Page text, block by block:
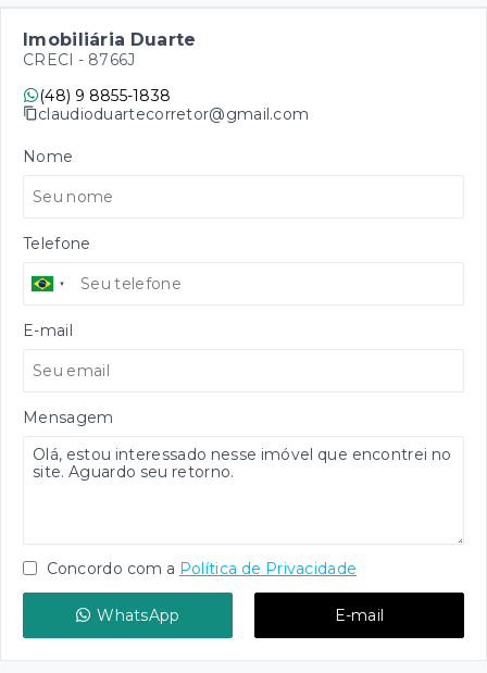
Imobiliária Duarte
CRECI - 8766J
(48) 9 8855-1838
claudioduartecorretor@gmail.com
Nome
Telefone
E-mail
Mensagem
Concordo com a Política de Privacidade
WhatsApp E-mail